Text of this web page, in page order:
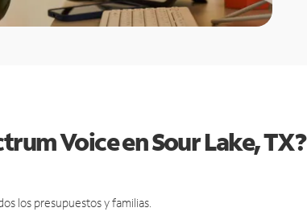
Voice en Sour Lake, TX?
los presupuestos y familias.